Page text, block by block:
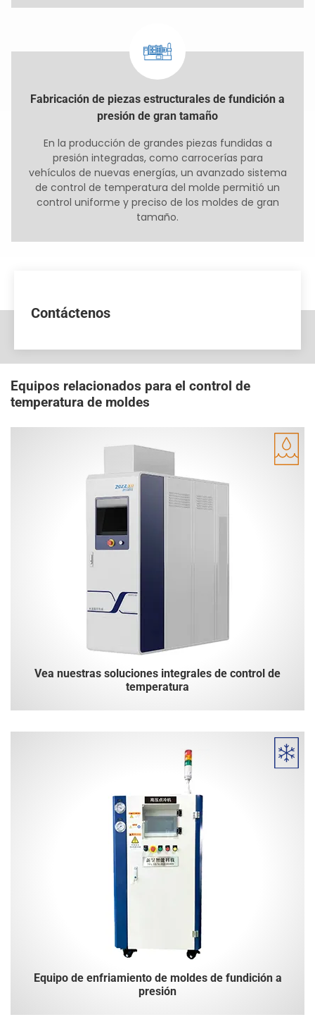
Fabricación de piezas estructurales de fundición a
presión de gran tamaño
En la producción de grandes piezas fundidas a
presión integradas, como carrocerías para
vehículos de nuevas energías, un avanzado sistema
de control de temperatura del molde permitió un
control uniforme y preciso de los moldes de gran
tamaño.
Contáctenos
Equipos relacionados para el control de
temperatura de moldes
Vea nuestras soluciones integrales de control de
temperatura
Equipo de enfriamiento de moldes de fundición a
presión